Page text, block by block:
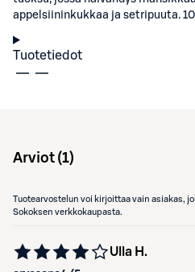
appelsiininkukkaa ja setripuuta.
Tuotetiedot
Arviot (1)
Tuotearvostelun voi kirjoittaa vain asiakas,
Sokoksen verkkokaupasta.
Ulla H.